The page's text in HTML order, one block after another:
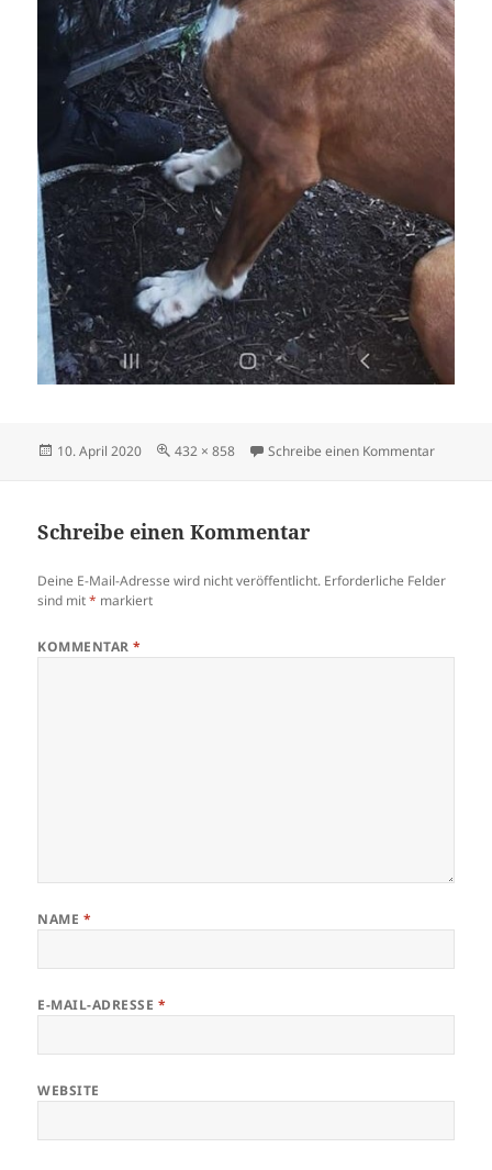
Veröffentlicht
10. April 2020 Originalgröße
432 × 858 Schreibe einen Kommentarzu
Schreibe einen Kommentar
Deine E-Mail-Adresse wird nicht veröffentlicht. Erforderliche Felder
sind mit* markiert
KOMMENTAR*
NAME *
E-MAIL-ADRESSE *
WEBSITE